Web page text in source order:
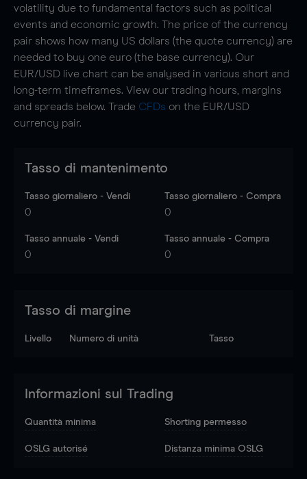
volatility due to fundamental factors such as political
events and economic growth. The price of the currency
pair shows how many US dollars (the quote currency) are
needed to buy one euro (the base currency). Our
EUR/USD live chart can be analysed in various short and
long-term timeframes. View our trading hours, margins
and spreads below. Trade CFDs on the EUR/USD
currency pair.
Tasso di mantenimento
Tasso giornaliero - Vendi
0
Tasso giornaliero - Compra
0
Tasso annuale - Vendi
0
Tasso annuale - Compra
0
Tasso di margine
Livello Numero di unità Tasso
Informazioni sul Trading
Quantità minima Shorting permesso
OSLG autorisé Distanza minima OSLG